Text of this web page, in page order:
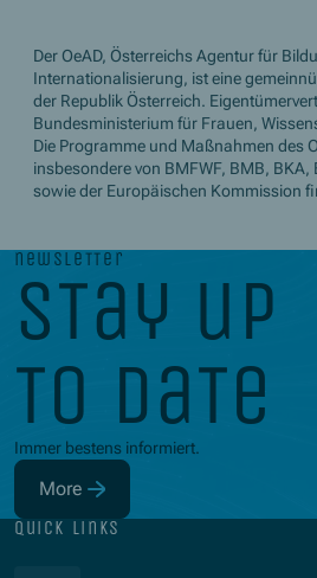
Der OeAD, Österreichs Agentur für
Internationalisierung, ist eine
der Republik Österreich.
Bundesministerium für Frauen,
Die Programme und Maßnahmen des
insbesondere von BMFWF, BMB, BKA,
sowie der Europäischen Kommission
newsletter
stay up
to date
Immer bestens informiert.
More
(Opens in new window)
quick links